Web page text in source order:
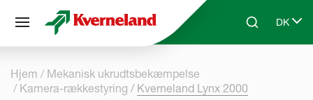
Skip to main contentSearchDK
Select
Hjem
Mekanisk ukrudtsbekæmpelse
Kamera-rækkestyring
Kverneland Lynx 2000
CCookie-styringspanel